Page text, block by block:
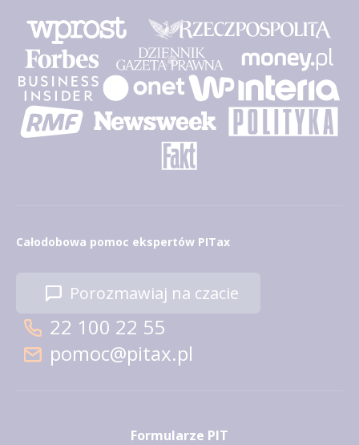
Całodobowa pomoc ekspertów PITax
Porozmawiaj na czacie
22 100 22 55
pomoc@pitax.pl
Formularze PIT